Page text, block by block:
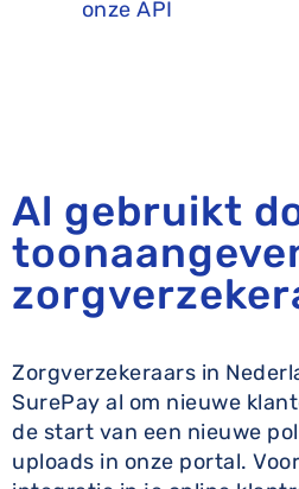
onze API
Al gebruikt
Zorgverzekeraars in
SurePay al om nieuwe
de start van een nieuwe
uploads in onze portal.